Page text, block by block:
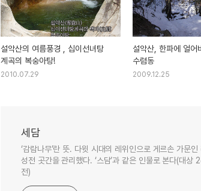
설악산의 여름풍경 , 십이선녀탕
계곡의 복숭아탕!
2010.07.29
설악산, 한파에 얼어
수렴동
2009.12.25
세담
‘감람나무’란 뜻. 다윗 시대의 레위인으로 게르손 가문
성전 곳간을 관리했다. ‘스담’과 같은 인물로 본다(대
전)